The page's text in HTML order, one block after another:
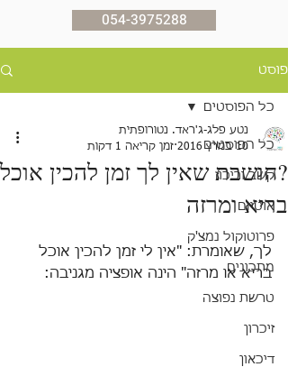
054-3975288
פוסט
כל הפוסטים
קשב וריכוז
אוטיזם
פרוטוקול נמצ'ק
מתכונים
טרשת נפוצה
זיכרון
דיכאון
כל הפוסטים
?חושבת שאין לך זמן להכין אוכל
בריא ומרזה
נטע פלג-ג'ראד. נטורופתית
10 במרץ 2016
זמן קריאה 1 דקות
לך, שאומרת: "אין לי זמן להכין אוכל
בריא או מרזה" הינה אופציה מגניבה: